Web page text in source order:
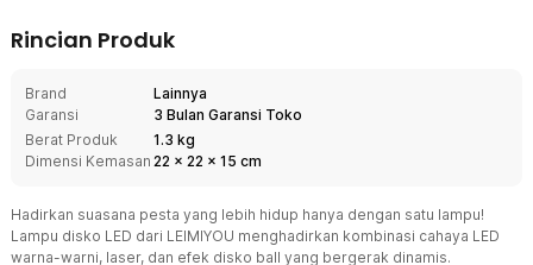
Rincian Produk
Brand
Lainnya
Garansi
3 Bulan Garansi Toko
Berat Produk
1.3 kg
Dimensi Kemasan 22 x 22 x 15 cm
Hadirkan suasana pesta yang lebih hidup hanya dengan satu lampu!
Lampu disko LED dari LEIMIYOU menghadirkan kombinasi cahaya LED
warna-warni, laser, dan efek disko ball yang bergerak dinamis.